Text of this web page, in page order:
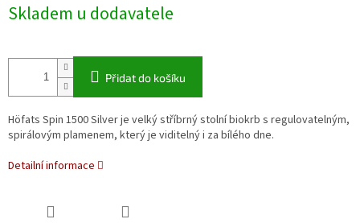
cena:
Skladem u dodavatele
Přidat do košíku
Höfats Spin 1500 Silver je velký stříbrný stolní biokrb s regulovatelným,
spirálovým plamenem, který je viditelný i za bílého dne.
Detailní informace